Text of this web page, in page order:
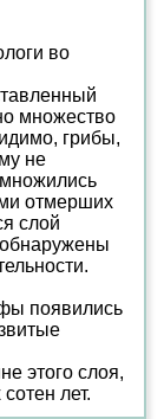
во
множество
грибы,
не
отмерших
слой
появились
этого слоя,
лет.